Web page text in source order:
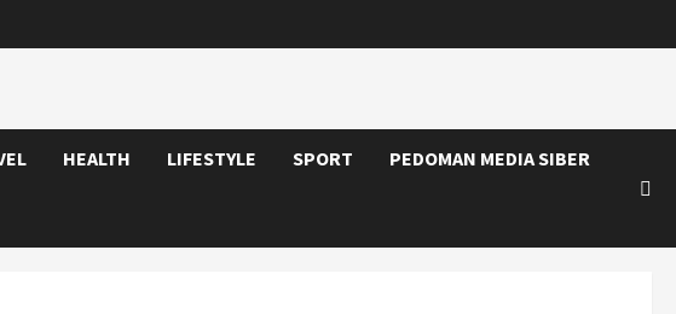
HEALTH LIFESTYLE SPORT PEDOMAN MEDIA SIBER